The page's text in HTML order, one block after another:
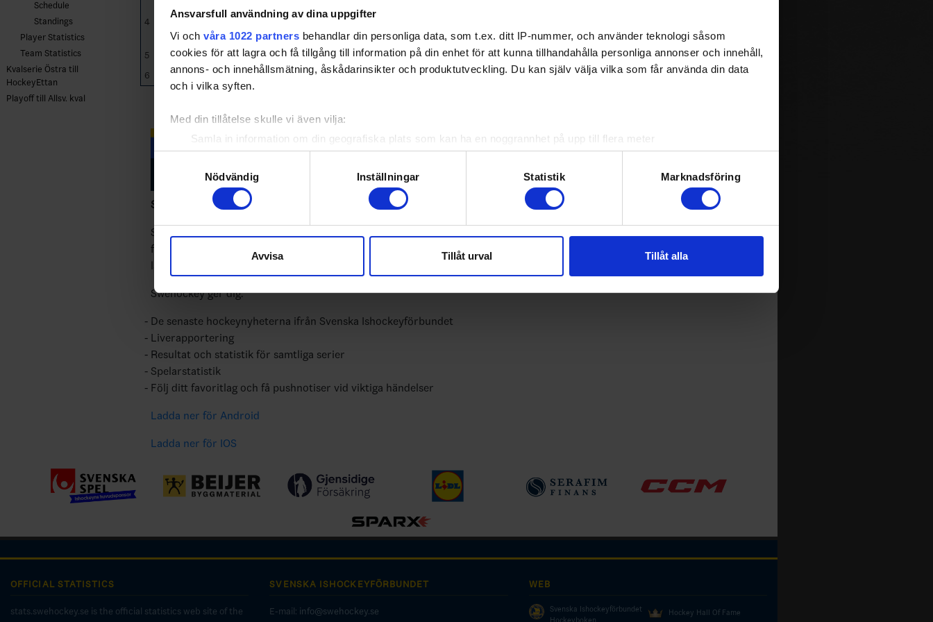
Ansvarsfull användning av dina uppgifter
Vi och våra 1022 partners behandlar din personliga data, som t.ex. ditt IP-nummer, och använder teknologi såsom
cookies för att lagra och få tillgång till information på din enhet för att kunna tillhandahålla personliga annonser och innehåll,
annons- och innehållsmätning, åskådarinsikter och produktutveckling. Du kan själv välja vilka som får använda din data
och i vilka syften.
Med din tillåtelse skulle vi även vilja:
Samla in information om din geografiska plats som kan ha en noggrannhet på upp till flera meter
Identifiera din enhet genom att aktivt skanna den för specifika kännetecken (fingeravtryck)
Ta reda på mer om hur dina personliga uppgifter behandlas och ställ in dina preferenser i
detaljsektionen. Du kan ändra
eller dra tillbaka ditt samtycke när som helst från cookie-förklaringen.
Vi använder enhetsidentifierare för att anpassa innehållet och annonserna till användarna, tillhandahålla funktioner för
sociala medier och analysera vår trafik. Vi vidarebefordrar även sådana identifierare och annan information från din enhet
till de sociala medier och annons- och analysföretag som vi samarbetar med. Dessa kan i sin tur kombinera informationen
med annan information som du har tillhandahållit eller som de har samlat in när du har använt deras tjänster.
Samtyckesval
Nödvändig
Inställningar Statistik Marknadsföring
Avvisa Tillåt urval Tillåt alla
Schedule
Standings
Player Statistics
Team Statistics
Kvalserie Östra till
HockeyEttan
Playoff till Allsv. kval
4
HC
3
5 Falu IF 10 2 1 7 27:38 (-11) 7 0 1 0
0
6
Oppala IK 10 1 2 7 18:44 (-26) 6 1 1 0 0
Swehockey – Svenska Ishockeyförbundets officiella app
Swehockey ger dig tillgång till nyheter, livebevakning och statistik för samtliga ishockeyserier som spelas i Sverige. Du kan
följa dina favoritserier och lägga upp egna favoritlag i appen. För dina favoritlag kan du sedan välja att få pushnotiser när
laget gör mål, i periodpaus m.m.
Swehockey ger dig:
De senaste hockeynyheterna ifrån Svenska Ishockeyförbundet
Liverapportering
Resultat och statistik för samtliga serier
Spelarstatistik
Följ ditt favoritlag och få pushnotiser vid viktiga händelser
Ladda ner för Android
Ladda ner för IOS
OFFICIAL STATISTICS
stats.swehockey.se is the official statistics web site of the
SVENSKA ISHOCKEYFÖRBUNDET
E-mail: info@swehockey.se
WEB
Svenska Ishockeyförbundet
Hockeyboken
Hockey Hall Of Fame